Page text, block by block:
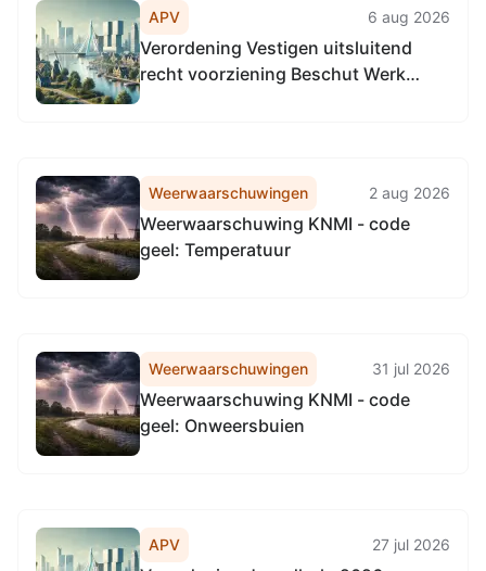
APV 6 aug 2026
Verordening Vestigen uitsluitend
recht voorziening Beschut Werk
Weerwaarschuwingen 2 aug 2026
Weerwaarschuwing KNMI - code
geel: Temperatuur
Weerwaarschuwingen 31 jul 2026
Weerwaarschuwing KNMI - code
geel: Onweersbuien
APV 27 jul 2026